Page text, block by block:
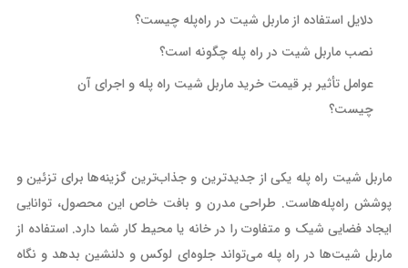
دلایل استفاده از ماربل شیت در راه‌پله چیست؟
نصب ماربل شیت در راه پله چگونه است؟
عوامل تأثیر بر قیمت خرید ماربل شیت راه پله و اجرای آن
چیست؟
ماربل شیت راه پله یکی از جدیدترین و جذاب‌ترین گزینه‌ها برای تزئین و
پوشش راه‌پله‌هاست. طراحی مدرن و بافت خاص این محصول، توانایی
ایجاد فضایی شیک و متفاوت را در خانه یا محیط کار شما دارد. استفاده از
ماربل شیت‌ها در راه پله می‌تواند جلوه‌ای لوکس و دلنشین بدهد و نگاه